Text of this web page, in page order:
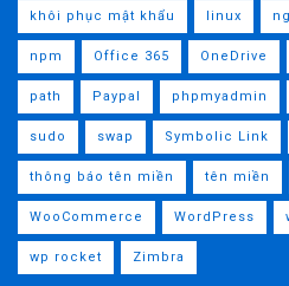
khôi phục mật khẩu linux
npm Office 365 OneDrive
path Paypal phpmyadmin
sudo swap Symbolic Link
thông báo tên miền tên miền
WooCommerce WordPress
wp rocket Zimbra